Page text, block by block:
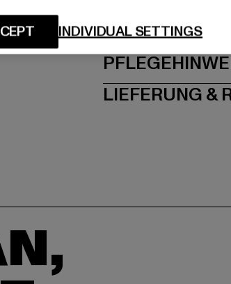
GRÖSSE
LIEFERUNG &
INDIVIDUAL SETTINGS